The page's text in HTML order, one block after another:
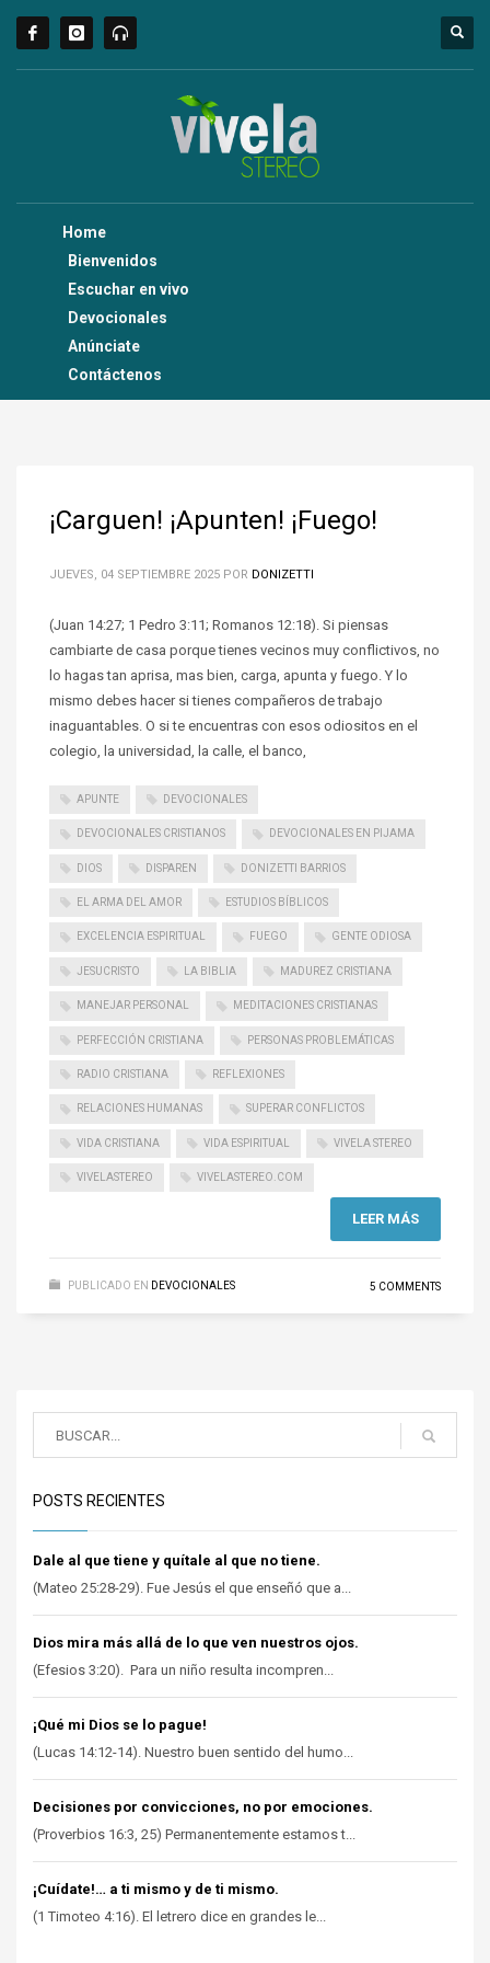
Home
Bienvenidos
Escuchar en vivo
Devocionales
Anúnciate
Contáctenos
¡Carguen! ¡Apunten! ¡Fuego!
JUEVES, 04 SEPTIEMBRE 2025 POR DONIZETTI
(Juan 14:27; 1 Pedro 3:11; Romanos 12:18). Si piensas
cambiarte de casa porque tienes vecinos muy conflictivos, no
lo hagas tan aprisa, mas bien, carga, apunta y fuego. Y lo
mismo debes hacer si tienes compañeros de trabajo
inaguantables. O si te encuentras con esos odiositos en el
colegio, la universidad, la calle, el banco,
APUNTE DEVOCIONALES
DEVOCIONALES CRISTIANOS DEVOCIONALES EN PIJAMA
DIOS DISPAREN DONIZETTI BARRIOS
EL ARMA DEL AMOR ESTUDIOS BÍBLICOS
EXCELENCIA ESPIRITUAL FUEGO GENTE ODIOSA
JESUCRISTO LA BIBLIA MADUREZ CRISTIANA
MANEJAR PERSONAL MEDITACIONES CRISTIANAS
PERFECCIÓN CRISTIANA PERSONAS PROBLEMÁTICAS
RADIO CRISTIANA REFLEXIONES
RELACIONES HUMANAS SUPERAR CONFLICTOS
VIDA CRISTIANA VIDA ESPIRITUAL VIVELA STEREO
VIVELASTEREO VIVELASTEREO.COM
LEER MÁS
PUBLICADO EN DEVOCIONALES 5 COMMENTS
POSTS RECIENTES
Dale al que tiene y quítale al que no tiene.
(Mateo 25:28-29). Fue Jesús el que enseñó que a...
Dios mira más allá de lo que ven nuestros ojos.
(Efesios 3:20). Para un niño resulta incompren...
¡Qué mi Dios se lo pague!
(Lucas 14:12-14). Nuestro buen sentido del humo...
Decisiones por convicciones, no por emociones.
(Proverbios 16:3, 25) Permanentemente estamos t...
¡Cuídate!… a ti mismo y de ti mismo.
(1 Timoteo 4:16). El letrero dice en grandes le...